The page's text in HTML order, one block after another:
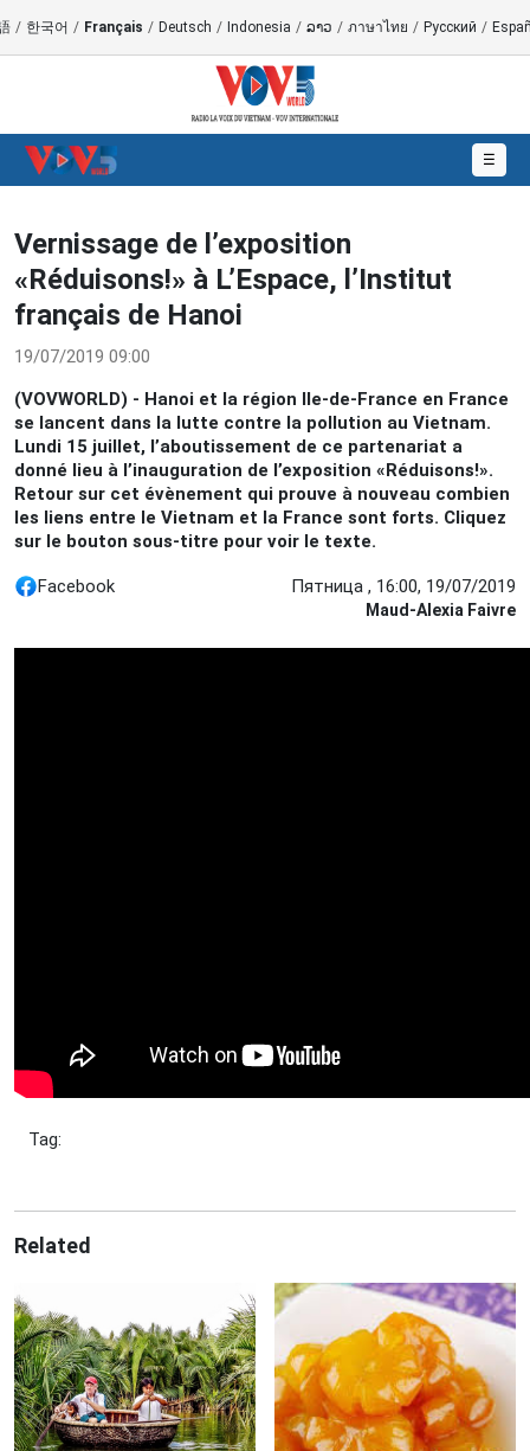
/ 한국어 / Français / Deutsch / Indonesia / ລາວ / ภาษาไทย / Русский /
☰
Vernissage de l’exposition
«Réduisons!» à L’Espace, l’Institut
français de Hanoi
19/07/2019 09:00
(VOVWORLD) - Hanoi et la région Ile-de-France en France
se lancent dans la lutte contre la pollution au Vietnam.
Lundi 15 juillet, l’aboutissement de ce partenariat a
donné lieu à l’inauguration de l’exposition «Réduisons!».
Retour sur cet évènement qui prouve à nouveau combien
les liens entre le Vietnam et la France sont forts. Cliquez
sur le bouton sous-titre pour voir le texte.
Facebook Пятница , 16:00, 19/07/2019
Maud-Alexia Faivre
Tag:
Related